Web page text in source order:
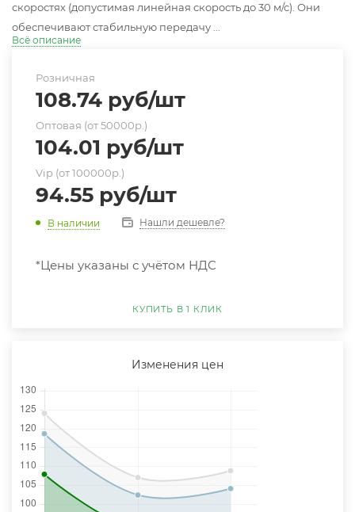
скоростях (допустимая линейная скорость до 30 м/с). Они
обеспечивают стабильную передачу ...
Всё описание
Розничная
108.74 руб/шт
Оптовая (от 50000р.)
104.01 руб/шт
Vip (от 100000р.)
94.55 руб/шт
В наличии Нашли дешевле?
*Цены указаны с учётом НДС
КУПИТЬ В 1 КЛИК
Изменения цен